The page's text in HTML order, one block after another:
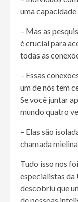
uma
– Mas as
é crucial para
todas as
– Essas
um de nós tem
Se você juntar
mundo quatro
– Elas são
chamada mielina.
Tudo isso nos
especialistas da
descobriu que